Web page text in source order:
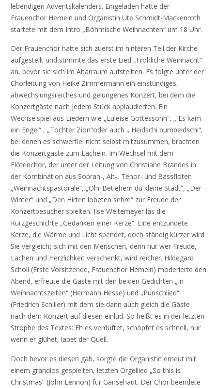
lebendigen Adventskalenders. Eingeladen hatte der
Frauenchor Hemeln und Organistin Ute Schmidt-Mackenroth
startete mit dem Intro „Böhmische Weihnachten“ um 18 Uhr.
Der Frauenchor hatte sich zuerst im hinteren Teil der Kirche
aufgestellt und stimmte das erste Lied „Fröhliche Weihnacht“
an, bevor sie sich im Altarraum aufstellten. Es folgte unter der
Chorleitung von Heike Zimmermann ein einstündiges,
abwechslungsreiches und gelungenes Konzert, bei dem die
Konzertgäste nach jedem Stück applaudierten. Ein
Wechselspiel aus Liedern wie „Luleise Gottessohn“, „ Es kam
ein Engel“ , „Tochter Zion“oder auch „ Heidschi bumbeidschi“,
bei denen es schwerfiel nicht selbst mitzusummen, brachten
die Konzertgäste zum Lächeln. Im Wechsel mit dem
Flötenchor, der unter der Leitung von Christiane Brandes in
der Kombination aus Sopran-, Alt-, Tenor- und Bassflöten
„Weihnachtspastorale“, „Ohr Betlehem du kleine Stadt“, „Der
Winter“ und „Den Hirten lobeten sehre“ zur Freude der
Konzertbesucher spielten. Ilse Weitemeyer las die
Kurzgeschichte „Gedanken einer Kerze“. Eine entzündete
Kerze, die Wärme und Licht spendet, doch ständig kürzer wird.
Sie vergleicht sich mit den Menschen, denn nur wer Freude,
Lachen und Herzlichkeit verschenkt, wird reicher. Hildegard
Scholl (Erste Vorsitzende, Frauenchor Hemeln) moderierte den
Abend, erfreute die Gäste mit den beiden Gedichten „In
Weihnachtszeiten“ (Hermann Hesse) und „Punschlied“
(Friedrich Schiller) mit dem sie dann auch gleich die Gäste
nach dem Konzert auf diesen einlud. So heißt es in der letzten
Strophe des Textes: Eh es verdüftet, schöpfet es schnell, nur
wenn er glühet, labet der Quell.
Doch bevor es diesen gab, sorgte die Organistin erneut mit
einem grandios gespielten, letzten Orgellied „So this is
Christmas“ (John Lennon) für Gänsehaut. Der Chor beendete